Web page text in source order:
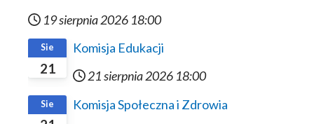
19 sierpnia 2026 18:00
21
Sie
Komisja Edukacji
21 sierpnia 2026 18:00
Sie
Komisja Społeczna i Zdrowia